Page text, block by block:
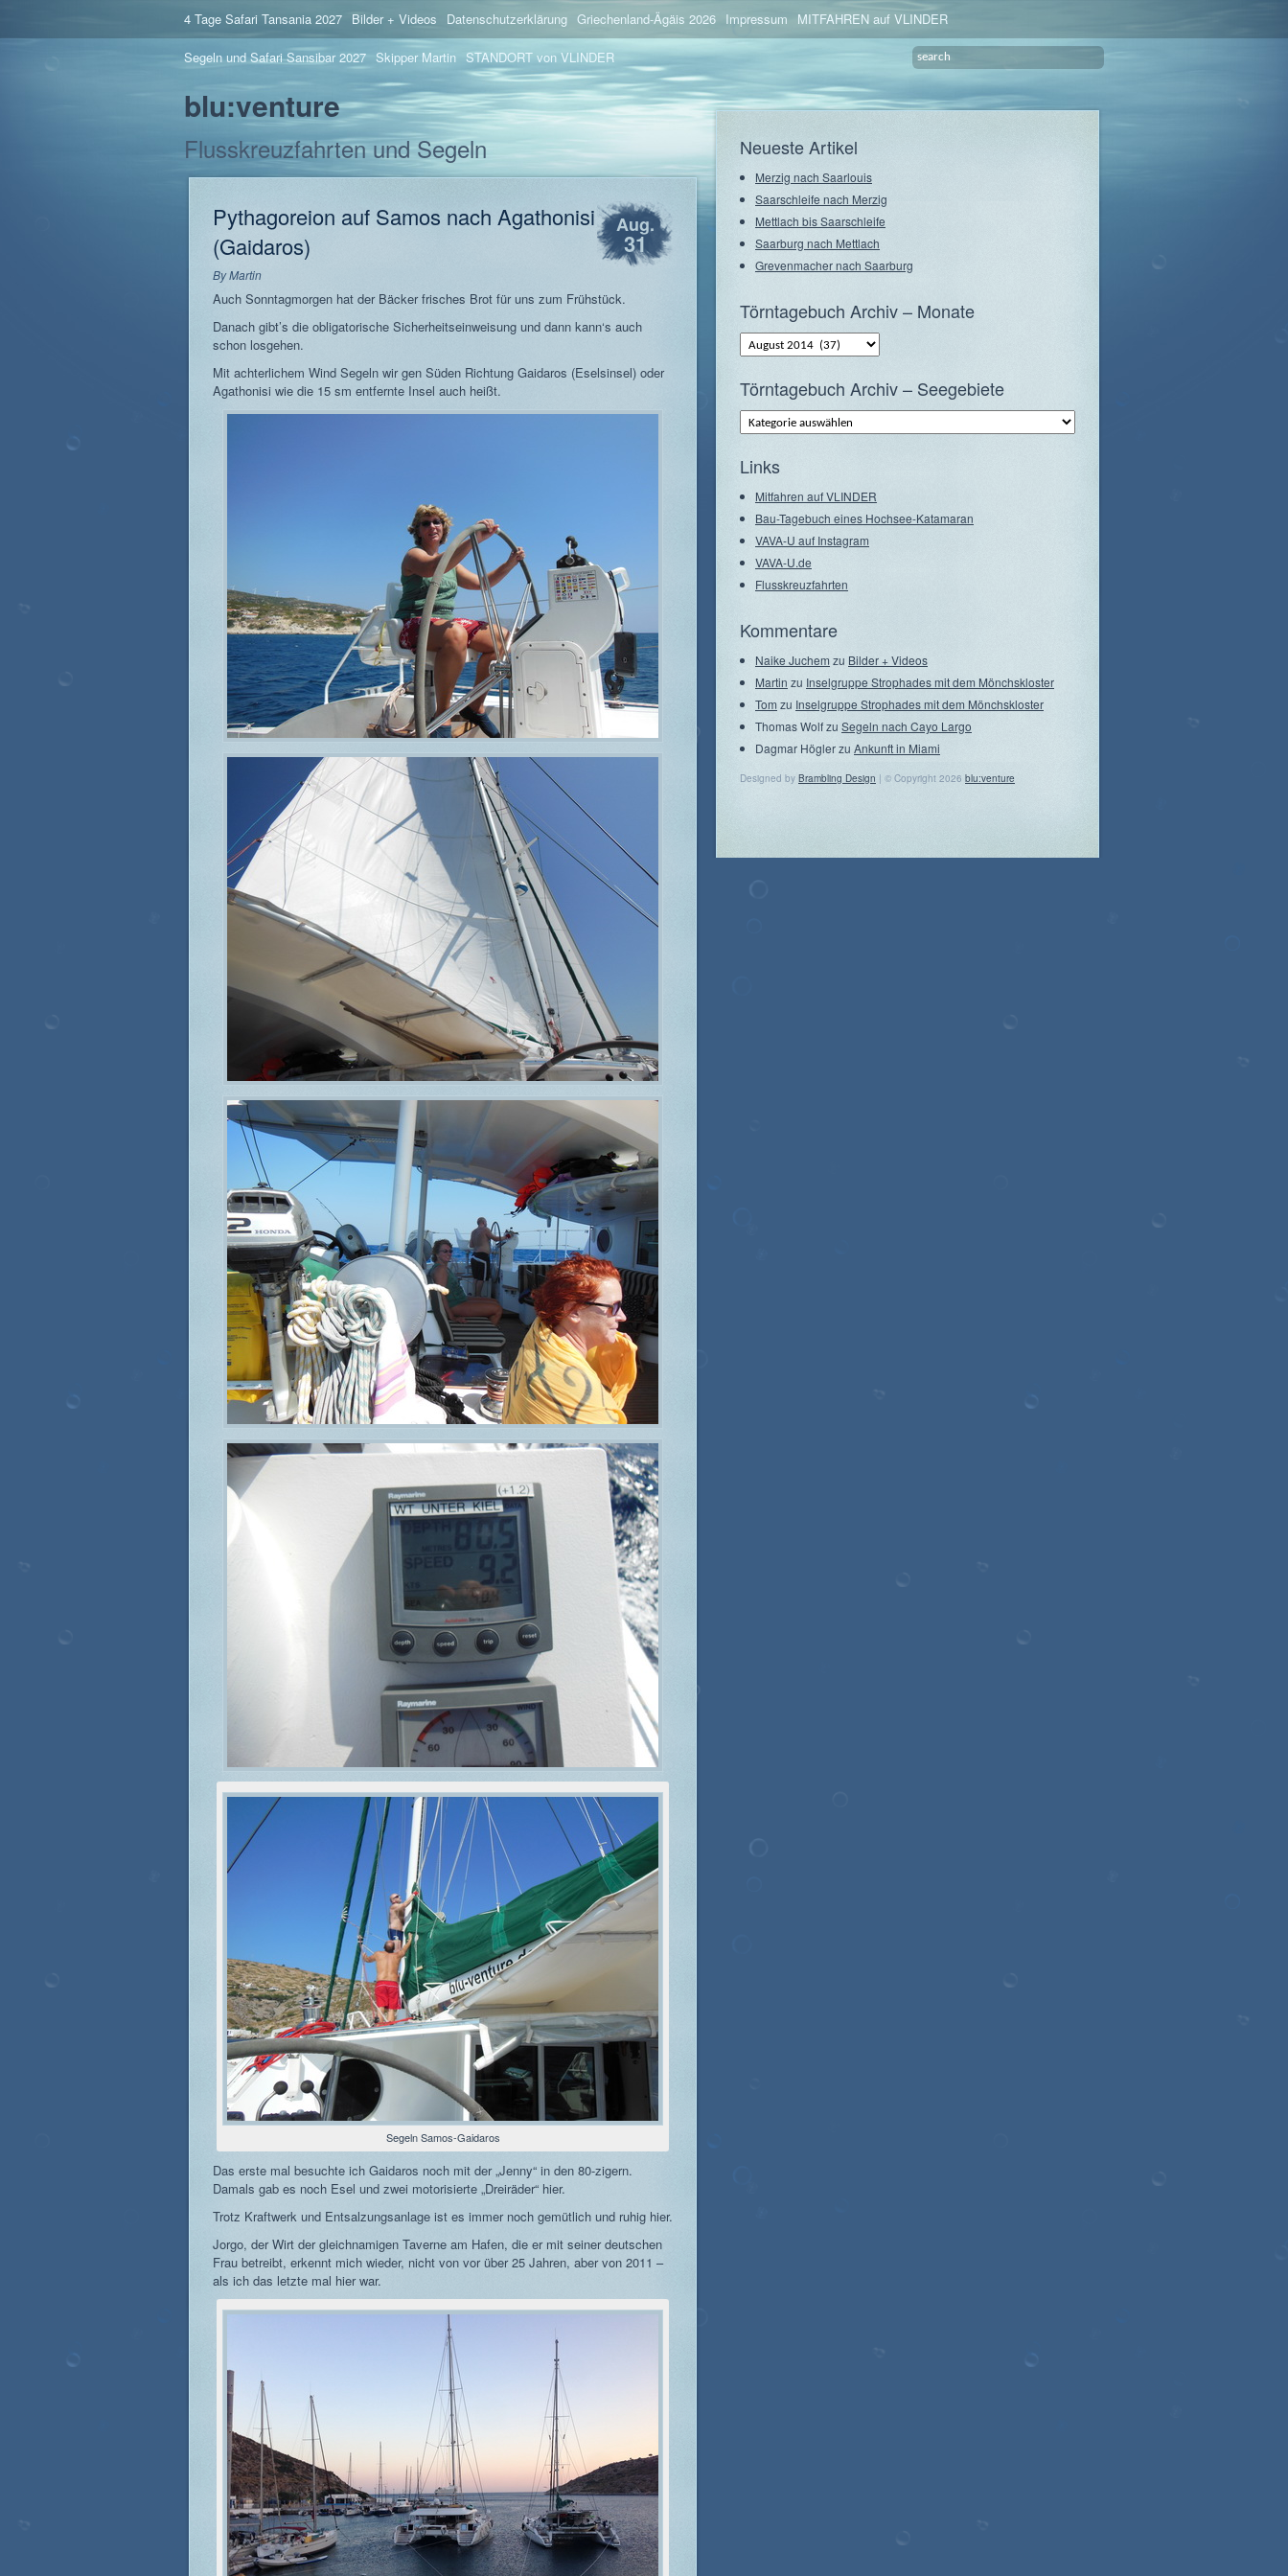
4 Tage Safari Tansania 2027 Bilder + Videos Datenschutzerklärung Griechenland-Ägäis 2026 Impressum MITFAHREN auf VLINDER
Segeln und Safari Sansibar 2027 Skipper Martin STANDORT von VLINDER
blu:venture
Flusskreuzfahrten und Segeln
Pythagoreion auf Samos nach Agathonisi
(Gaidaros)
ByMartin
Aug.
31
Auch Sonntagmorgen hat der Bäcker frisches Brot für uns zum Frühstück.
Danach gibt’s die obligatorische Sicherheitseinweisung und dann kann‘s auch
schon losgehen.
Mit achterlichem Wind Segeln wir gen Süden Richtung Gaidaros (Eselsinsel) oder
Agathonisi wie die 15 sm entfernte Insel auch heißt.
Segeln Samos-Gaidaros
Das erste mal besuchte ich Gaidaros noch mit der „Jenny“ in den 80-zigern.
Damals gab es noch Esel und zwei motorisierte „Dreiräder“ hier.
Trotz Kraftwerk und Entsalzungsanlage ist es immer noch gemütlich und ruhig hier.
Jorgo, der Wirt der gleichnamigen Taverne am Hafen, die er mit seiner deutschen
Frau betreibt, erkennt mich wieder, nicht von vor über 25 Jahren, aber von 2011 –
als ich das letzte mal hier war.
Neueste Artikel
Merzig nach Saarlouis
Saarschleife nach Merzig
Mettlach bis Saarschleife
Saarburg nach Mettlach
Grevenmacher nach Saarburg
Törntagebuch Archiv – Monate
Törntagebuch
Archiv
–
Törntagebuch Archiv – Seegebiete
Törntagebuch
Archiv
–
Links
Mitfahren auf VLINDER
Bau-Tagebuch eines Hochsee-Katamaran
VAVA-U auf Instagram
VAVA-U.de
Flusskreuzfahrten
Kommentare
Naike Juchemzu Bilder + Videos
Martin zu Inselgruppe Strophades mit dem Mönchskloster
Tom zu Inselgruppe Strophades mit dem Mönchskloster
Thomas Wolfzu Segeln nach Cayo Largo
Dagmar Höglerzu Ankunft in Miami
Designed by Brambling Design | © Copyright 2026 blu:venture